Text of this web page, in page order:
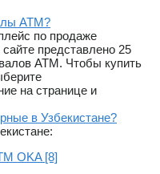
ATM?
по продаже
представлено 25
ATM. Чтобы купить
на странице и
в Узбекистане?
OKA [8]